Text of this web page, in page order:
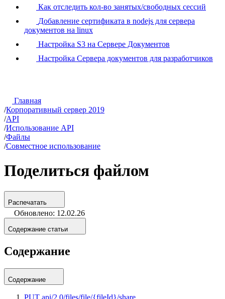
Как отследить кол-во занятых/свободных сессий
Добавление сертификата в nodejs для сервера
документов на linux
Настройка S3 на Сервере Документов
Настройка Сервера документов для разработчиков
Главная
/Корпоративный сервер 2019
/API
/Использование API
/Файлы
/Совместное использование
Поделиться файлом
Распечатать
Обновлено: 12.02.26
Содержание статьи
Содержание
Содержание
PUT api/2.0/files/file/{fileId}/share